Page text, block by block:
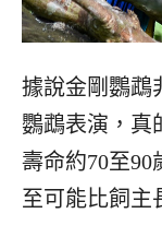
據說金剛鸚鵡
鸚鵡表演，真
壽命約70至
至可能比飼主